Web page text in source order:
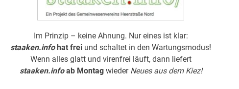
Im Prinzip – keine Ahnung. Nur eines ist klar:
staaken.infohat frei und schaltet in den Wartungsmodus!
Wenn alles glatt und virenfrei läuft, dann liefert
staaken.infoab Montagwieder Neues aus dem Kiez!